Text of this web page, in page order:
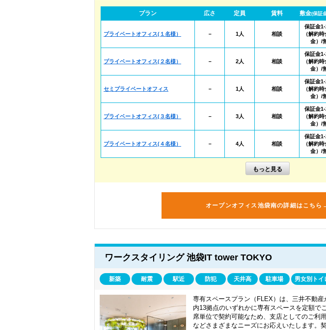
プラン 広さ 定員 賃料 敷金(保証
プライベートオフィス(１名様） － 1人 相談
保証金1-
（解約
金）/
プライベートオフィス(２名様） － 2人 相談
保証金1-
（解約
金）/
セミプライベートオフィス － 1人 相談
保証金1-
（解約
金）/
プライベートオフィス(３名様） － 3人 相談
保証金1-
（解約
金）/
プライベートオフィス(４名様） － 4人 相談
保証金1-
（解約
金）/
オープンオフィス池袋南の詳細はこちら
ワークスタイリング 池袋IT tower TOKYO
新築 耐震 駅近 防犯 天井高 駐車場 男女別トイ
専有スペースプラン（FLEX）は、三井不動
内13拠点のいずれかに専有スペースを定額で
席単位で契約可能なため、支店としてのご利
などさまざまなニーズにお応えいたします。